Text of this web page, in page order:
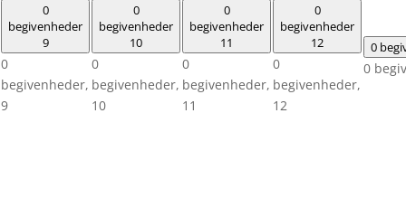
0
begivenheder
9
0
begivenheder,
9
0
begivenheder
10
0
begivenheder,
10
0
begivenheder
11
0
begivenheder,
11
0
begivenheder
12
0
begivenheder,
12
0
0